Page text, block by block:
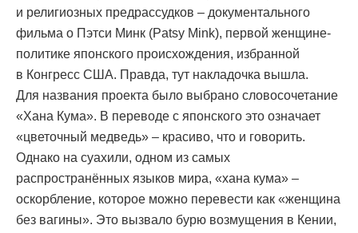
и религиозных предрассудков – документального
фильма о Пэтси Минк (Patsy Mink), первой женщине-
политике японского происхождения, избранной
в Конгресс США. Правда, тут накладочка вышла.
Для названия проекта было выбрано словосочетание
«Хана Кума». В переводе с японского это означает
«цветочный медведь» – красиво, что и говорить.
Однако на суахили, одном из самых
распространённых языков мира, «хана кума» –
оскорбление, которое можно перевести как «женщина
без вагины». Это вызвало бурю возмущения в Кении,